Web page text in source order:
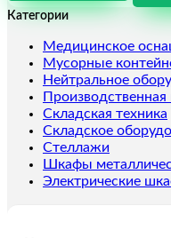
TOR
г/
п
3,0
тн
Н=160
м
(с
канатом)
Категории
Медицинское
Мусорные
Нейтральное
Производственная
Складская техника
Складское
Стеллажи
Шкафы
Электрические